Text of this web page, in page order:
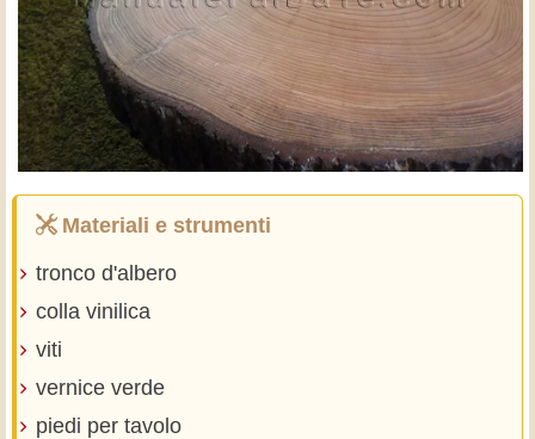
Materiali e strumenti
tronco d'albero
colla vinilica
viti
vernice verde
piedi per tavolo